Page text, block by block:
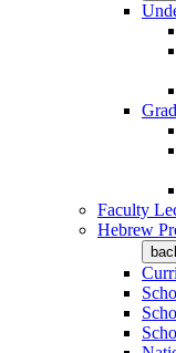
Faculty
Hebrew